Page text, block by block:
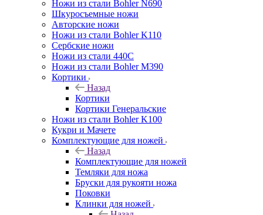
Ножи из стали Bohler N690
Шкуросъемные ножи
Авторские ножи
Ножи из стали Bohler K110
Сербские ножи
Ножи из стали 440С
Ножи из стали Bohler M390
Кортики
Назад
Кортики
Кортики Генеральские
Ножи из стали Bohler K100
Кукри и Мачете
Комплектующие для ножей
Назад
Комплектующие для ножей
Темляки для ножа
Бруски для рукояти ножа
Поковки
Клинки для ножей